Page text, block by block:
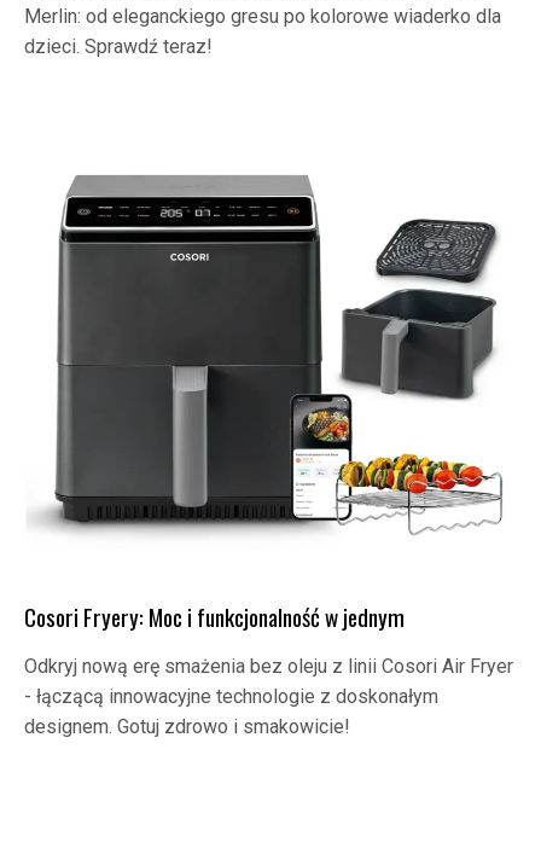
Merlin: od eleganckiego gresu po kolorowe wiaderko dla
dzieci. Sprawdź teraz!
Cosori Fryery: Moc i funkcjonalność w jednym
Odkryj nową erę smażenia bez oleju z linii Cosori Air Fryer
- łączącą innowacyjne technologie z doskonałym
designem. Gotuj zdrowo i smakowicie!